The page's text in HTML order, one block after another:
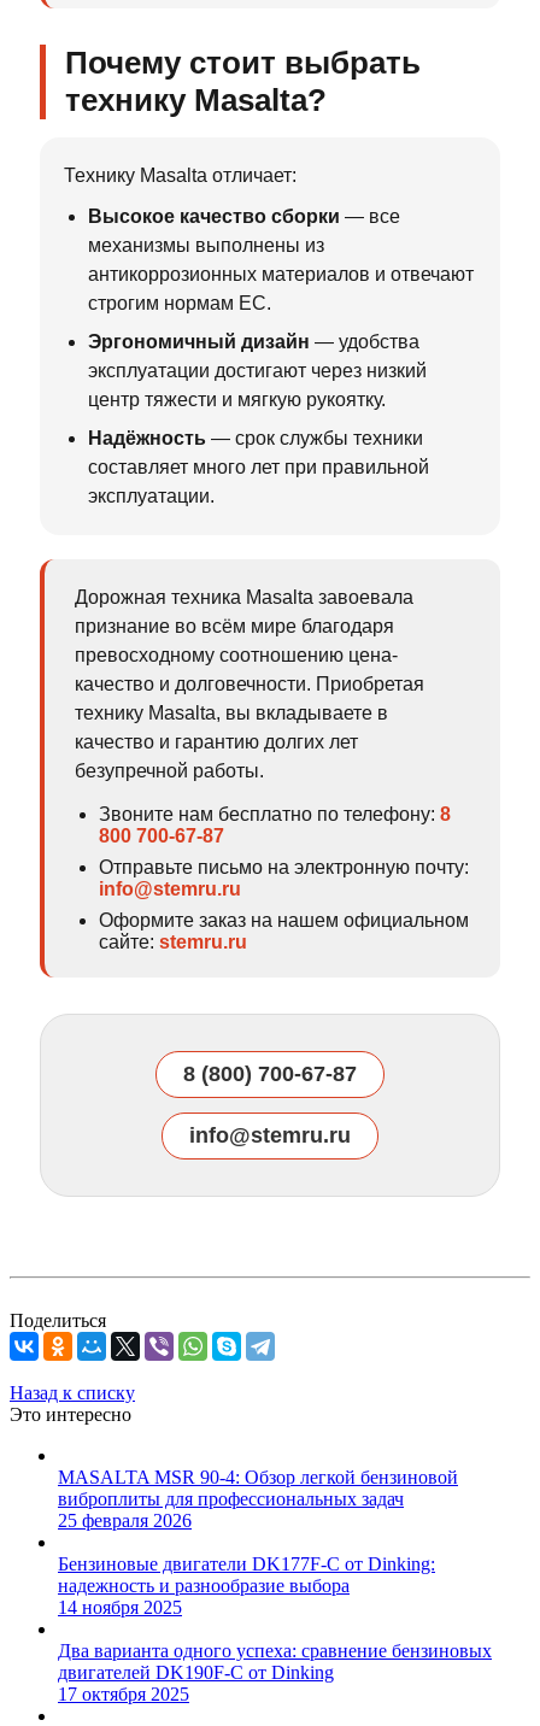
Почему стоит выбрать
технику Masalta?
Технику Masalta отличает:
Высокое качество сборки — все
механизмы выполнены из
антикоррозионных материалов и отвечают
строгим нормам ЕС.
Эргономичный дизайн — удобства
эксплуатации достигают через низкий
центр тяжести и мягкую рукоятку.
Надёжность — срок службы техники
составляет много лет при правильной
эксплуатации.
Дорожная техника Masalta завоевала
признание во всём мире благодаря
превосходному соотношению цена-
качество и долговечности. Приобретая
технику Masalta, вы вкладываете в
качество и гарантию долгих лет
безупречной работы.
Звоните нам бесплатно по телефону: 8
800 700-67-87
Отправьте письмо на электронную почту:
info@stemru.ru
Оформите заказ на нашем официальном
сайте: stemru.ru
8 (800) 700-67-87
info@stemru.ru
Поделиться
Назад к списку
Это интересно
MASALTA MSR 90-4: Обзор легкой бензиновой
виброплиты для профессиональных задач
25 февраля 2026
Бензиновые двигатели DK177F-C от Dinking:
надежность и разнообразие выбора
14 ноября 2025
Два варианта одного успеха: сравнение бензиновых
двигателей DK190F-C от Dinking
17 октября 2025